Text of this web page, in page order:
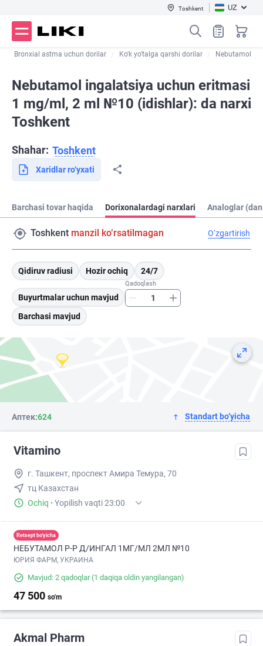
Toshkent UZ
Bronxial astma uchun dorilar Ko'k yo'talga qarshi dorilar Nebutamol
Nebutamol ingalatsiya uchun eritmasi
1 mg/ml, 2 ml №10 (idishlar): da narxi
Toshkent
Shahar: Toshkent
Xaridlar ro‘yxati
Barchasi tovar haqida Dorixonalardagi narxlari Analoglar
Toshkent manzil ko‘rsatilmagan O‘zgartirish
Qidiruv radiusi Hozir ochiq 24/7
Buyurtmalar uchun mavjud
Qadoqlash
Barchasi mavjud
Аптек:624 Standart bo‘yicha
Vitamino
г. Ташкент, проспект Амира Темура, 70
тц Казахстан
Ochiq · Yopilish vaqti 23:00
Retsept bo'yicha
НЕБУТАМОЛ Р-Р Д/ИНГАЛ 1МГ/МЛ 2МЛ №10
ЮРИЯ ФАРМ, УКРАИНА
Mavjud: 2 qadoqlar(1 daqiqa oldin yangilangan)
47 500 so'm
Akmal Pharm